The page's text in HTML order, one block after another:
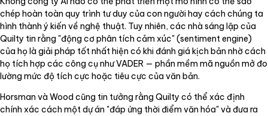
chép hoàn toàn quy trình tư duy của con người hay cách chúng ta
hình thành ý kiến về nghệ thuật. Tuy nhiên, các nhà sáng lập của
Quilty tin rằng "động cơ phân tích cảm xúc" (sentiment engine)
của họ là giải pháp tốt nhất hiện có khi đánh giá kịch bản nhờ cách
họ tích hợp các công cụ như VADER — phần mềm mã nguồn mở đo
lường mức độ tích cực hoặc tiêu cực của văn bản.
Horsman và Wood cũng tin tưởng rằng Quilty có thể xác định
chính xác cách một dự án "đáp ứng thời điểm văn hóa" và đưa ra